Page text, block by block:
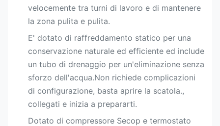
velocemente tra turni di lavoro e di mantenere
la zona pulita e pulita.
E' dotato di raffreddamento statico per una
conservazione naturale ed efficiente ed include
un tubo di drenaggio per un'eliminazione senza
sforzo dell'acqua.Non richiede complicazioni
di configurazione, basta aprire la scatola.,
collegati e inizia a prepararti.
Dotato di compressore Secop e termostato